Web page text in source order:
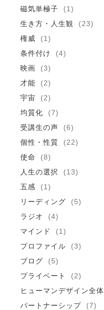
磁気単極子
(1)
生き方・人生観
(23)
権威
(1)
条件付け
(4)
映画
(3)
才能
(2)
宇宙
(2)
均質化
(7)
受講生の声
(6)
個性・性質
(22)
使命
(8)
人生の選択
(13)
五感
(1)
リーディング
(5)
ラジオ
(4)
マインド
(1)
プロファイル
(3)
ブログ
(5)
プライベート
(2)
ヒューマンデザイン全体
パートナーシップ
(7)